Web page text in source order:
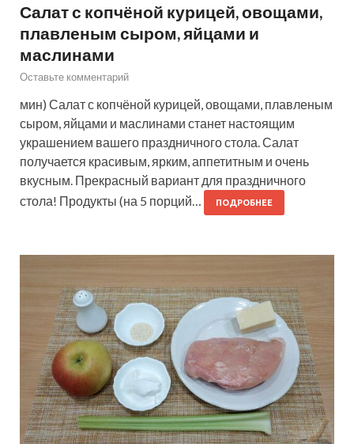
Салат с копчёной курицей, овощами,
плавленым сыром, яйцами и
маслинами
Оставьте комментарий
мин) Салат с копчёной курицей, овощами, плавленым
сыром, яйцами и маслинами станет настоящим
украшением вашего праздничного стола. Салат
получается красивым, ярким, аппетитным и очень
вкусным. Прекрасный вариант для праздничного
стола! Продукты (на 5 порций…
ПОДРОБНЕЕ